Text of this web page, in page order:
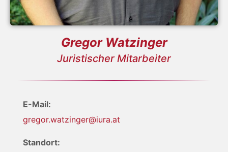
Gregor Watzinger
Juristischer Mitarbeiter
E-Mail:
gregor.watzinger@iura.at
Standort: